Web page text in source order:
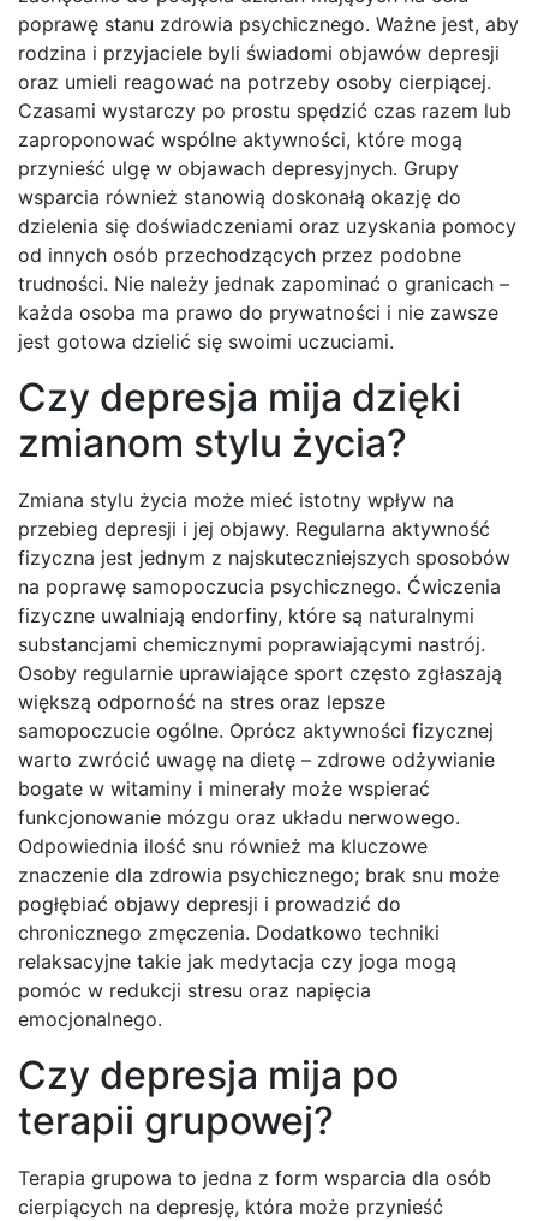
poprawę stanu zdrowia psychicznego. Ważne jest, aby
rodzina i przyjaciele byli świadomi objawów depresji
oraz umieli reagować na potrzeby osoby cierpiącej.
Czasami wystarczy po prostu spędzić czas razem lub
zaproponować wspólne aktywności, które mogą
przynieść ulgę w objawach depresyjnych. Grupy
wsparcia również stanowią doskonałą okazję do
dzielenia się doświadczeniami oraz uzyskania pomocy
od innych osób przechodzących przez podobne
trudności. Nie należy jednak zapominać o granicach –
każda osoba ma prawo do prywatności i nie zawsze
jest gotowa dzielić się swoimi uczuciami.
Czy depresja mija dzięki
zmianom stylu życia?
Zmiana stylu życia może mieć istotny wpływ na
przebieg depresji i jej objawy. Regularna aktywność
fizyczna jest jednym z najskuteczniejszych sposobów
na poprawę samopoczucia psychicznego. Ćwiczenia
fizyczne uwalniają endorfiny, które są naturalnymi
substancjami chemicznymi poprawiającymi nastrój.
Osoby regularnie uprawiające sport często zgłaszają
większą odporność na stres oraz lepsze
samopoczucie ogólne. Oprócz aktywności fizycznej
warto zwrócić uwagę na dietę – zdrowe odżywianie
bogate w witaminy i minerały może wspierać
funkcjonowanie mózgu oraz układu nerwowego.
Odpowiednia ilość snu również ma kluczowe
znaczenie dla zdrowia psychicznego; brak snu może
pogłębiać objawy depresji i prowadzić do
chronicznego zmęczenia. Dodatkowo techniki
relaksacyjne takie jak medytacja czy joga mogą
pomóc w redukcji stresu oraz napięcia
emocjonalnego.
Czy depresja mija po
terapii grupowej?
Terapia grupowa to jedna z form wsparcia dla osób
cierpiących na depresję, która może przynieść